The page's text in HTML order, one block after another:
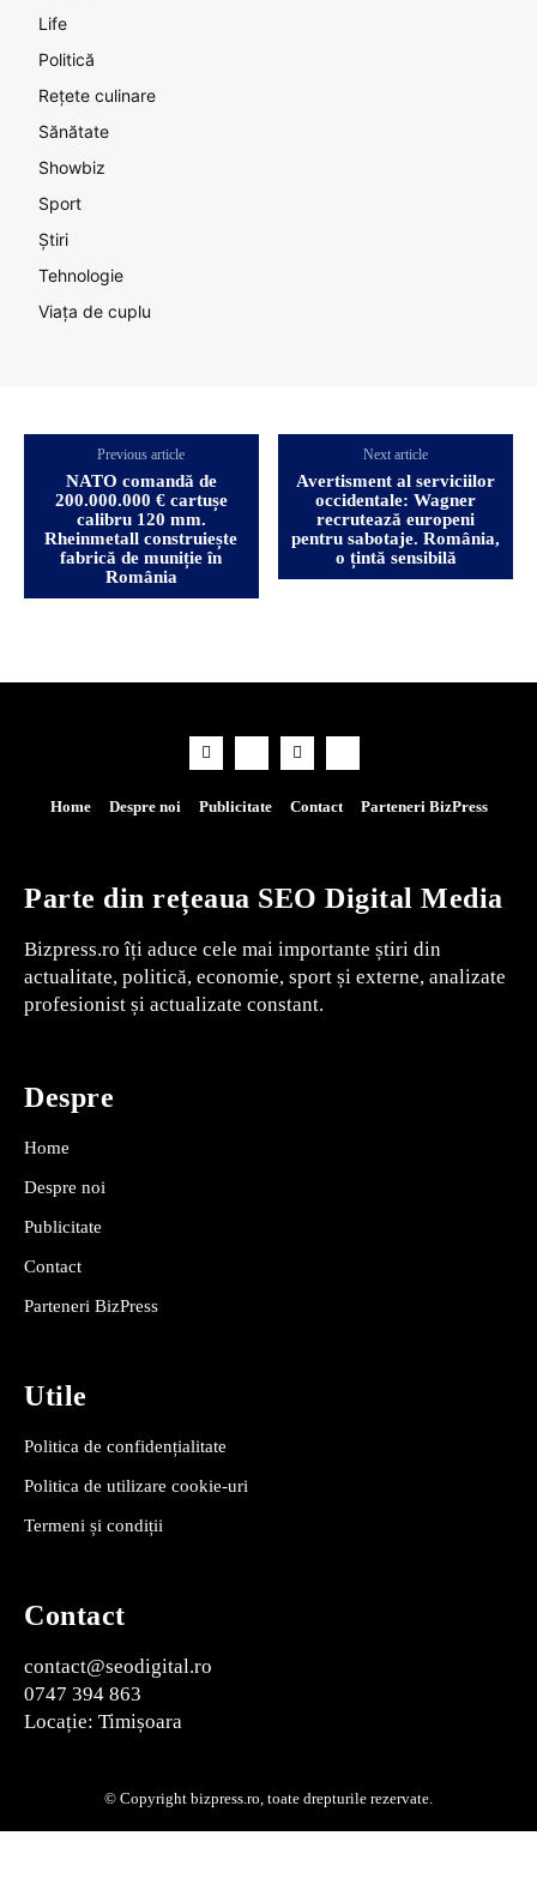
Life
Politică
Rețete culinare
Sănătate
Showbiz
Sport
Știri
Tehnologie
Viața de cuplu
Previous article
NATO comandă de
200.000.000 € cartușe
calibru 120 mm.
Rheinmetall construiește
fabrică de muniție în
România
Next article
Avertisment al serviciilor
occidentale: Wagner
recrutează europeni
pentru sabotaje. România,
o țintă sensibilă
Home Despre noi Publicitate Contact Parteneri BizPress
Parte din rețeaua SEO Digital Media
Bizpress.ro îți aduce cele mai importante știri din
actualitate, politică, economie, sport și externe, analizate
profesionist și actualizate constant.
Despre
Home
Despre noi
Publicitate
Contact
Parteneri BizPress
Utile
Politica de confidențialitate
Politica de utilizare cookie-uri
Termeni și condiții
Contact
contact@seodigital.ro
0747 394 863
Locație: Timișoara
© Copyright bizpress.ro, toate drepturile rezervate.